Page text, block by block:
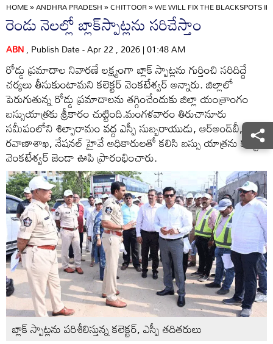
HOME»ANDHRA PRADESH»CHITTOOR»WE WILL FIX THE BLACKSPOTS
రెండు నెలల్లో బ్లాక్‌స్పాట్లను సరిచేస్తాం
ABN, Publish Date - Apr 22 , 2026 | 01:48 AM
రోడ్డు ప్రమాదాల నివారణే లక్ష్యంగా బ్లాక్‌ స్పాట్లను గుర్తించి సరిదిద్దే
చర్యలు తీసుకుంటామని కలెక్టర్‌ వెంకటేశ్వర్‌ అన్నారు. జిల్లాలో
పెరుగుతున్న రోడ్డు ప్రమాదాలను తగ్గించేందుకు జిల్లా యంత్రాంగం
బస్సుయాత్రకు శ్రీకారం చుట్టింది.మంగళవారం తిరుచానూరు
సమీపంలోని శిల్పారామం వద్ద ఎస్పీ సుబ్బరాయుడు, ఆర్‌అండ్‌బీ,
రవాణాశాఖ, నేషనల్‌ హైవే అధికారులతో కలిసి బస్సు యాత్రను కలెక్టర్‌
వెంకటేశ్వర్‌ జెండా ఊపి ప్రారంభించారు.
బ్లాక్‌ స్పాట్లను పరిశీలిస్తున్న కలెక్టర్‌, ఎస్పీ తదితరులు